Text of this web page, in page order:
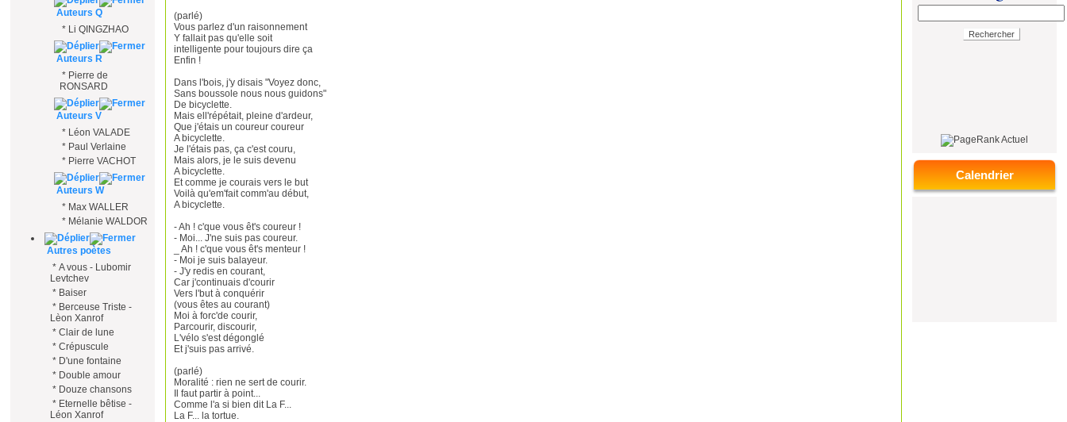
Auteurs Q
* Li QINGZHAO
Auteurs R
* Pierre de
RONSARD
Auteurs V
* Léon VALADE
* Paul Verlaine
* Pierre VACHOT
Auteurs W
* Max WALLER
* Mélanie WALDOR
Autres poètes
* A vous - Lubomir
Levtchev
* Baiser
* Berceuse Triste -
Lèon Xanrof
* Clair de lune
* Crépuscule
* D'une fontaine
* Double amour
* Douze chansons
* Eternelle bêtise -
Léon Xanrof
(parlé)
Vous parlez d'un raisonnement
Y fallait pas qu'elle soit
intelligente pour toujours dire ça
Enfin !
Dans l'bois, j'y disais "Voyez donc,
Sans boussole nous nous guidons"
De bicyclette.
Mais ell'répétait, pleine d'ardeur,
Que j'étais un coureur coureur
A bicyclette.
Je l'étais pas, ça c'est couru,
Mais alors, je le suis devenu
A bicyclette.
Et comme je courais vers le but
Voilà qu'em'fait comm'au début,
A bicyclette.
- Ah ! c'que vous êt's coureur !
- Moi... J'ne suis pas coureur.
_ Ah ! c'que vous êt's menteur !
- Moi je suis balayeur.
- J'y redis en courant,
Car j'continuais d'courir
Vers l'but à conquérir
(vous êtes au courant)
Moi à forc'de courir,
Parcourir, discourir,
L'vélo s'est dégonglé
Et j'suis pas arrivé.
(parlé)
Moralité : rien ne sert de courir.
Il faut partir à point...
Comme l'a si bien dit La F...
La F... la tortue.
Calendrier